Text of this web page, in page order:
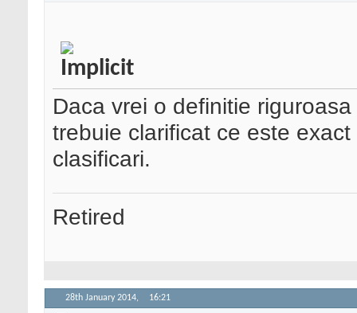
Daca vrei o definitie
trebuie clarificat ce este
clasificari.
Retired
28th January 2014, 16:21